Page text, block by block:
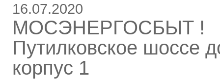
16.07.2020
МОСЭНЕРГОСБЫТ !
Путилковское шоссе
корпус 1